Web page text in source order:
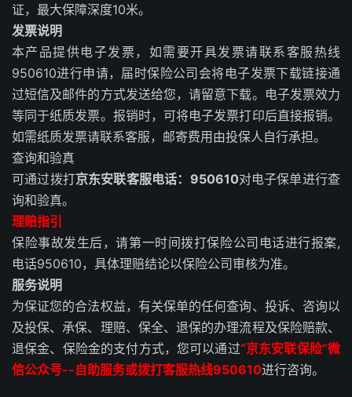
证，最大保障深度10米。
发票说明
本产品提供电子发票，如需要开具发票请联系客服热线
950610进行申请，届时保险公司会将电子发票下载链接通
过短信及邮件的方式发送给您，请留意下载。电子发票效力
等同于纸质发票。报销时，可将电子发票打印后直接报销。
如需纸质发票请联系客服，邮寄费用由投保人自行承担。
查询和验真
可通过拨打京东安联客服电话：950610对电子保单进行查
询和验真。
理赔指引
保险事故发生后，请第一时间拨打保险公司电话进行报案,
电话950610，具体理赔结论以保险公司审核为准。
服务说明
为保证您的合法权益，有关保单的任何查询、投诉、咨询以
及投保、承保、理赔、保全、退保的办理流程及保险赔款、
退保金、保险金的支付方式，您可以通过“京东安联保险”微
信公众号--自助服务或拨打客服热线950610进行咨询。